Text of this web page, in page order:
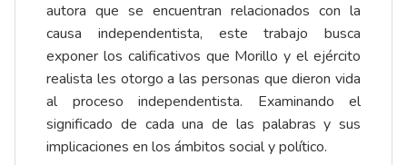
autora que se encuentran relacionados con la
causa independentista, este trabajo busca
exponer los calificativos que Morillo y el ejército
realista les otorgo a las personas que dieron vida
al proceso independentista. Examinando el
significado de cada una de las palabras y sus
implicaciones en los ámbitos social y político.